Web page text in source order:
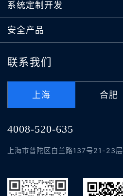
系统定制开发
安全产品
联系我们
上海 合肥
4008-520-635
上海市普陀区白兰路137号21-23层